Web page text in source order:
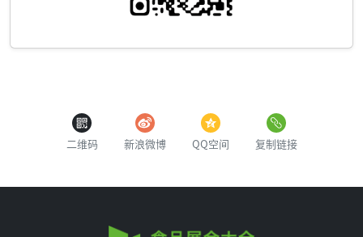
二维码 新浪微博 QQ空间 复制链接